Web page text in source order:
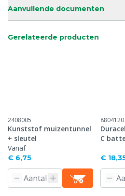
Aanvullende documenten
Gerelateerde producten
2408005
Kunststof muizentunnel
+ sleutel
Vanaf
€ 6,75
8804120
C
€